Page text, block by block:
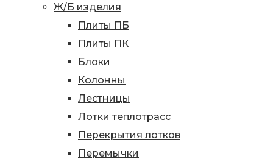
Ж/Б изделия
Плиты ПБ
Плиты ПК
Блоки
Колонны
Лестницы
Лотки теплотрасс
Перекрытия лотков
Перемычки